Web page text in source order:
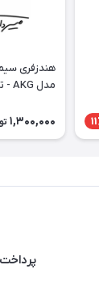
هندزفری
مدل AKG - تایپ سی
1,300,000